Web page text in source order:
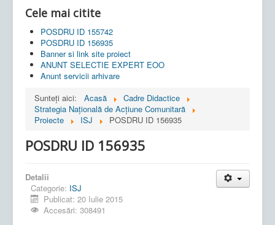
Cele mai citite
POSDRU ID 155742
POSDRU ID 156935
Banner si link site proiect
ANUNT SELECTIE EXPERT EOO
Anunt servicii arhivare
Sunteți aici:
Acasă
Cadre Didactice
Strategia Naţională de Acţiune Comunitară
Proiecte
ISJ POSDRU ID 156935
POSDRU ID 156935
Detalii
Categorie: ISJ
Publicat: 20 Iulie 2015
Accesări: 308491